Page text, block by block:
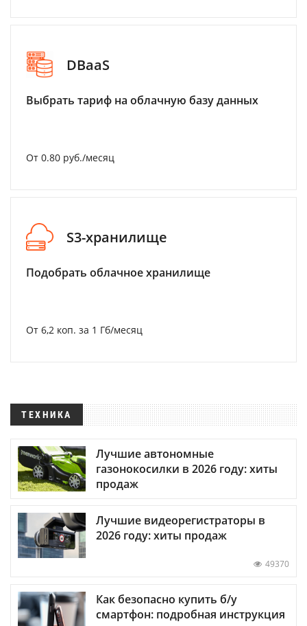
DBaaS
Выбрать тариф на облачную базу данных
От 0.80 руб./месяц
S3-хранилище
Подобрать облачное хранилище
От 6,2 коп. за 1 Гб/месяц
ТЕХНИКА
Лучшие автономные
газонокосилки в 2026 году: хиты
продаж
Лучшие видеорегистраторы в
2026 году: хиты продаж
49370
Как безопасно купить б/у
смартфон: подробная инструкция